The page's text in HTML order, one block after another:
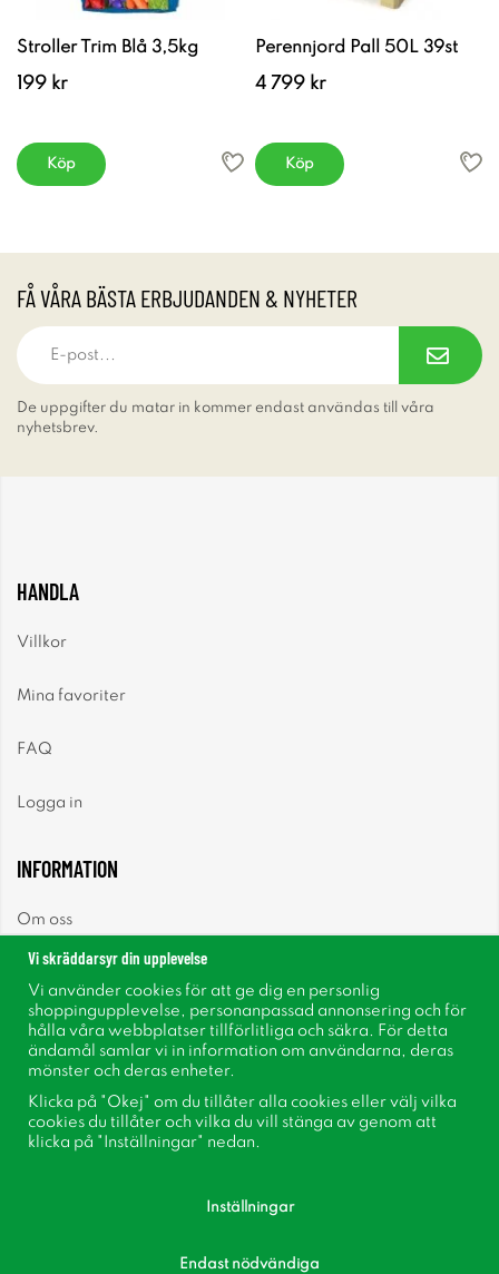
Stroller Trim Blå 3,5kg
199 kr
Köp
Perennjord Pall 50L 39st
4 799 kr
Köp
FÅ VÅRA BÄSTA ERBJUDANDEN & NYHETER
De uppgifter du matar in kommer endast användas till våra
nyhetsbrev.
HANDLA
Villkor
Mina favoriter
FAQ
Logga in
INFORMATION
Om oss
Nyhetsbrev
Om cookies
Inspiration
Vi skräddarsyr din upplevelse
Vi använder cookies för att ge dig en personlig
shoppingupplevelse, personanpassad annonsering och för
hålla våra webbplatser tillförlitliga och säkra. För detta
ändamål samlar vi in information om användarna, deras
mönster och deras enheter.
Klicka på "Okej" om du tillåter alla cookies eller välj vilka
cookies du tillåter och vilka du vill stänga av genom att
klicka på "Inställningar" nedan.
Inställningar
Endast nödvändiga